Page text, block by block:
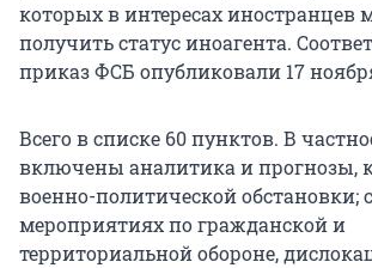
которых в интересах иностранцев
получить статус иноагента.
приказ ФСБ опубликовали 17
Всего в списке 60 пунктов. В
включены аналитика и прогнозы,
военно-политической обстановки;
мероприятиях по гражданской и
территориальной обороне,